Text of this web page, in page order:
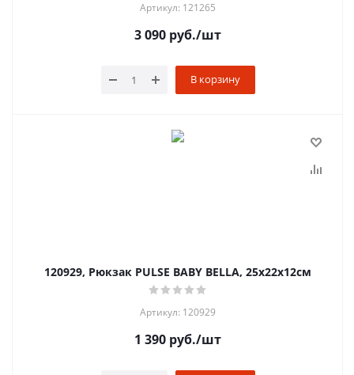
Артикул: 121265
3 090 руб./шт
В корзину
120929, Рюкзак PULSE BABY BELLA, 25x22x12см
Артикул: 120929
1 390 руб./шт